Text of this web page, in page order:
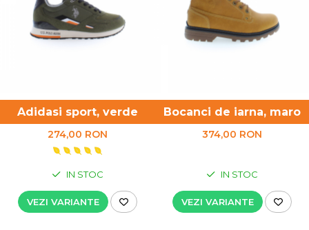
UNICA FOLOSINTA
VESTE
Adidasi sport, verde
274,00 RON
IN STOC
VEZI VARIANTE
Bocanci de iarna, maro
374,00 RON
IN STOC
VEZI VARIANTE